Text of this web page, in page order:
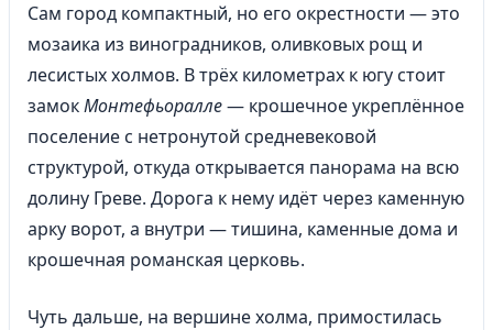
Сам город компактный, но его окрестности — это
мозаика из виноградников, оливковых рощ и
лесистых холмов. В трёх километрах к югу стоит
замокМонтефьоралле— крошечное укреплённое
поселение с нетронутой средневековой
структурой, откуда открывается панорама на всю
долину Греве. Дорога к нему идёт через каменную
арку ворот, а внутри — тишина, каменные дома и
крошечная романская церковь.
Чуть дальше, на вершине холма, примостилась